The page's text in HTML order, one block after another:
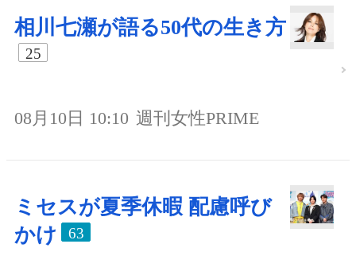
相川七瀬が語る50代の生き方
25
08月10日 10:10 週刊女性PRIME
ミセスが夏季休暇 配慮呼び
かけ
63